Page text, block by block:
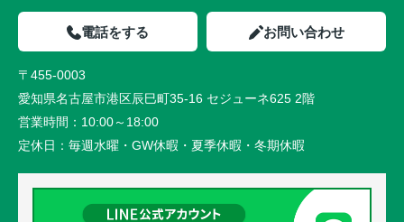
電話をする お問い合わせ
〒455-0003
愛知県名古屋市港区辰巳町35-16 セジューネ625 2階
営業時間： 10:00～18:00
定休日： 毎週水曜・GW休暇・夏季休暇・冬期休暇